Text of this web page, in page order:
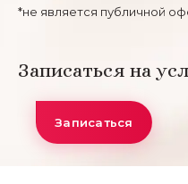
*не является публичной
Записаться на
Записаться